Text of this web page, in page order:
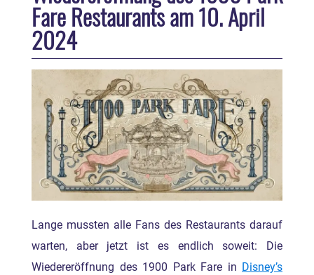
Fare Restaurants am 10. April
2024
Lange mussten alle Fans des Restaurants darauf
warten, aber jetzt ist es endlich soweit: Die
Wiedereröffnung des 1900 Park Fare in Disney’s